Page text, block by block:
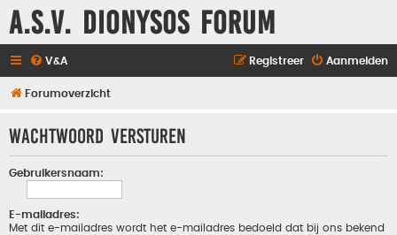
A.S.V. Dionysos Forum
V&A Aanmelden
Registreer
Forumoverzicht
Wachtwoord versturen
Gebruikersnaam:
E-mailadres:
Met dit e-mailadres wordt het e-mailadres bedoeld dat bij ons bekend